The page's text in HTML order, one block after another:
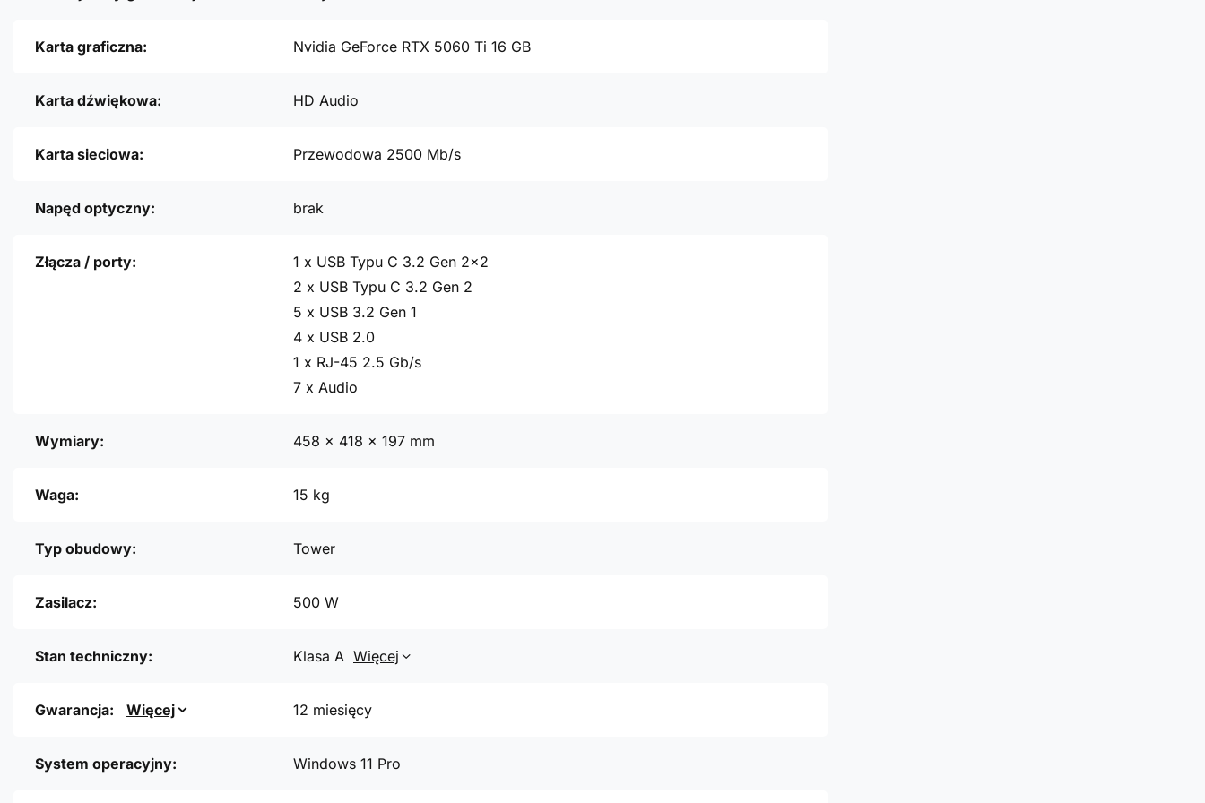
Karta graficzna: Nvidia GeForce RTX 5060 Ti 16 GB
Karta dźwiękowa: HD Audio
Karta sieciowa: Przewodowa 2500 Mb/s
Napęd optyczny: brak
Złącza / porty:
1 x USB Typu C 3.2 Gen 2x2
2 x USB Typu C 3.2 Gen 2
5 x USB 3.2 Gen 1
4 x USB 2.0
1 x RJ-45 2.5 Gb/s
7 x Audio
Wymiary: 458 x 418 x 197 mm
Waga: 15 kg
Typ obudowy: Tower
Zasilacz: 500 W
Stan techniczny: Klasa A Więcej
Gwarancja: Więcej 12 miesięcy
System operacyjny: Windows 11 Pro